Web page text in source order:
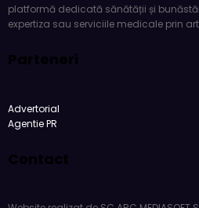
Parteneri
Contact